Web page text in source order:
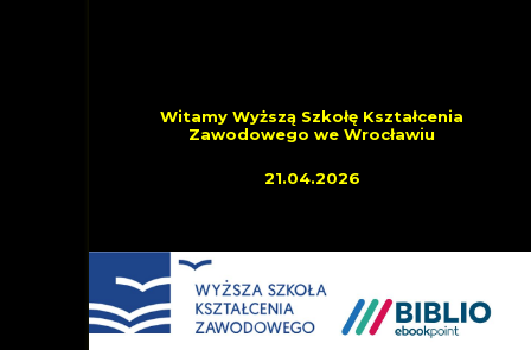
Witamy Wyższą Szkołę Kształcenia
Zawodowego we Wrocławiu
21.04.2026